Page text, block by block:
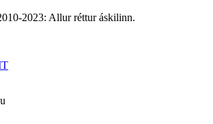
2023: Allur réttur áskilinn.